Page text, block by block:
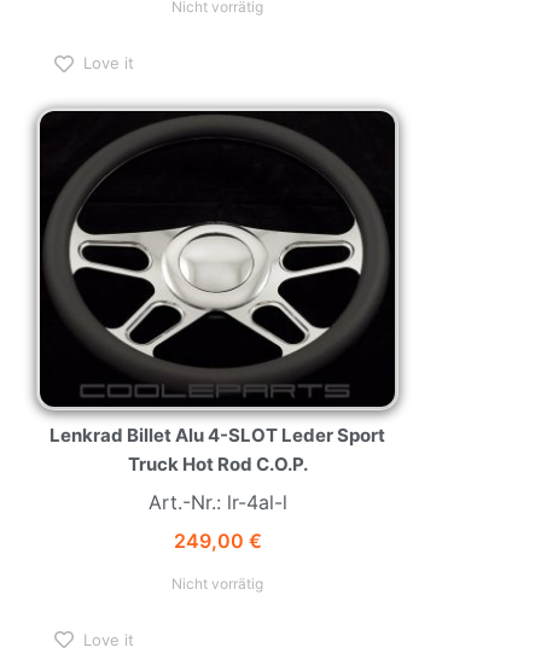
Nicht vorrätig
Love it
Lenkrad Billet Alu 4-SLOT Leder Sport
Truck Hot Rod C.O.P.
Art.-Nr.: lr-4al-l
249,00 €
Nicht vorrätig
Love it